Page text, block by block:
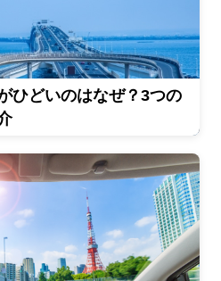
ひどいのはなぜ？3つの